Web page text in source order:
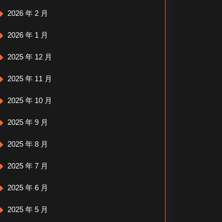
2026 年 2 月
2026 年 1 月
2025 年 12 月
2025 年 11 月
2025 年 10 月
2025 年 9 月
2025 年 8 月
2025 年 7 月
2025 年 6 月
2025 年 5 月